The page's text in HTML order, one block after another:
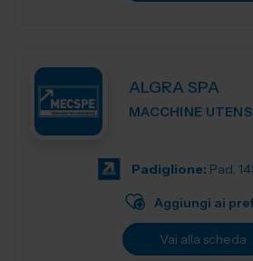
ALGRA SPA
MACCHINE
Padiglione: Pad. 14
Aggiungi ai
Vai alla scheda